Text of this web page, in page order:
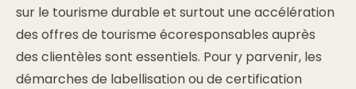
sur le tourisme durable et surtout une accélération
des offres de tourisme écoresponsables auprès
des clientèles sont essentiels. Pour y parvenir, les
démarches de labellisation ou de certification